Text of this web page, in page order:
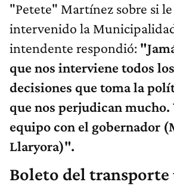
"Petete" Martínez sobre si
intervenido la
intendente respondió:
que nos interviene todos
decisiones que toma la
que nos perjudican mucho.
equipo con el gobernador
Llaryora)".
Boleto del transporte